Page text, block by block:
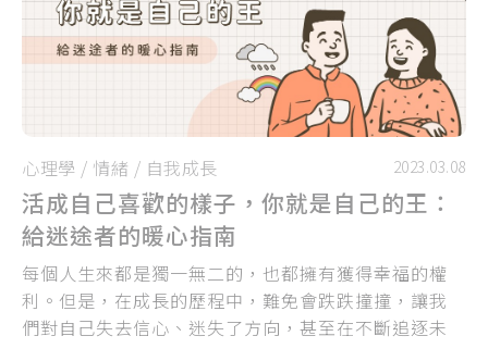
心理學 / 情緒 / 自我成長 2023.03.08
活成自己喜歡的樣子，你就是自己的王：
給迷途者的暖心指南
每個人生來都是獨一無二的，也都擁有獲得幸福的權
利。但是，在成長的歷程中，難免會跌跌撞撞，讓我
們對自己失去信心、迷失了方向，甚至在不斷追逐未